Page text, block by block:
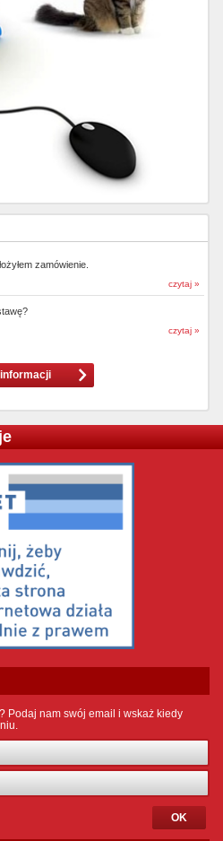
zamówienie.
czytaj »
czytaj »
Podaj nam swój email i wskaż kiedy